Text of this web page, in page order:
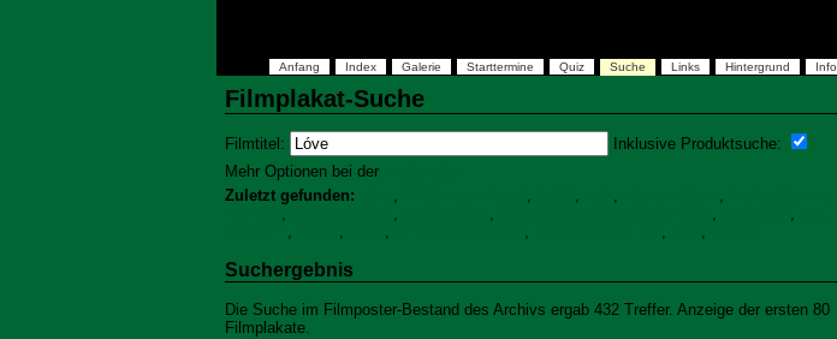
Anfang Index Galerie Starttermine Quiz Suche Links Hintergrund Info
Filmplakat-Suche
Filmtitel:
Inklusive Produktsuche:
Mehr Optionen bei der
Zuletzt gefunden:
, , , , ,
, , , , ,
, , , , , ,
Suchergebnis
Die Suche im Filmposter-Bestand des Archivs ergab 432 Treffer. Anzeige der ersten 80
Filmplakate.